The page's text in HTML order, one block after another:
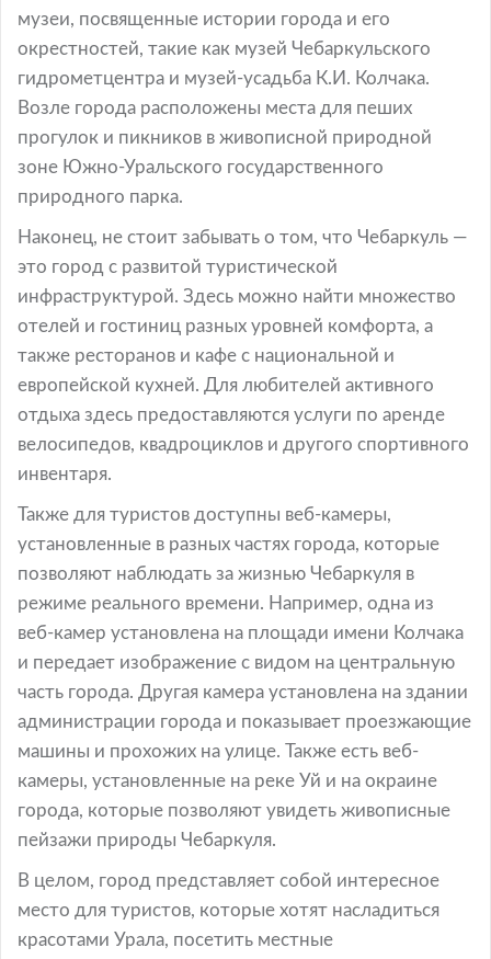
музеи, посвященные истории города и его
окрестностей, такие как музей Чебаркульского
гидрометцентра и музей-усадьба К.И. Колчака.
Возле города расположены места для пеших
прогулок и пикников в живописной природной
зоне Южно-Уральского государственного
природного парка.
Наконец, не стоит забывать о том, что Чебаркуль —
это город с развитой туристической
инфраструктурой. Здесь можно найти множество
отелей и гостиниц разных уровней комфорта, а
также ресторанов и кафе с национальной и
европейской кухней. Для любителей активного
отдыха здесь предоставляются услуги по аренде
велосипедов, квадроциклов и другого спортивного
инвентаря.
Также для туристов доступны веб-камеры,
установленные в разных частях города, которые
позволяют наблюдать за жизнью Чебаркуля в
режиме реального времени. Например, одна из
веб-камер установлена на площади имени Колчака
и передает изображение с видом на центральную
часть города. Другая камера установлена на здании
администрации города и показывает проезжающие
машины и прохожих на улице. Также есть веб-
камеры, установленные на реке Уй и на окраине
города, которые позволяют увидеть живописные
пейзажи природы Чебаркуля.
В целом, город представляет собой интересное
место для туристов, которые хотят насладиться
красотами Урала, посетить местные